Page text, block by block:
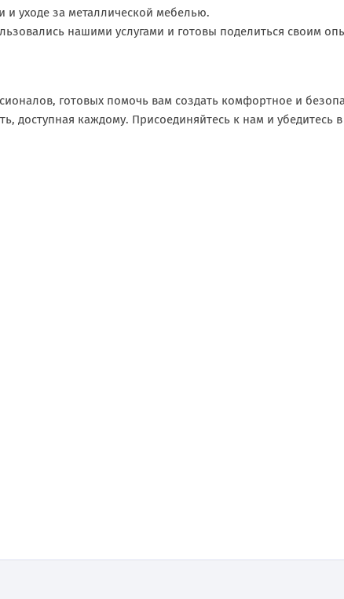
и уходе за металлической мебелью.
нашими услугами и готовы поделиться своим
готовых помочь вам создать комфортное и
доступная каждому. Присоединяйтесь к нам и убедитесь